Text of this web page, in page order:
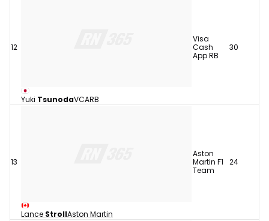
12
Yuki TsunodaVCARB
Visa
Cash
App RB
30
13
Lance StrollAston Martin
Aston
Martin F1
Team
24